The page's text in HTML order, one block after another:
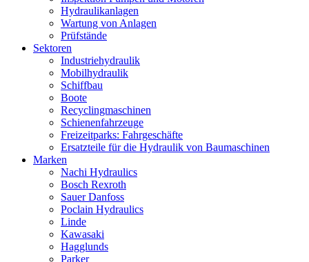
Hydraulikanlagen
Wartung von Anlagen
Prüfstände
Sektoren
Industriehydraulik
Mobilhydraulik
Schiffbau
Boote
Recyclingmaschinen
Schienenfahrzeuge
Freizeitparks: Fahrgeschäfte
Ersatzteile für die Hydraulik von Baumaschinen
Marken
Nachi Hydraulics
Bosch Rexroth
Sauer Danfoss
Poclain Hydraulics
Linde
Kawasaki
Hagglunds
Parker